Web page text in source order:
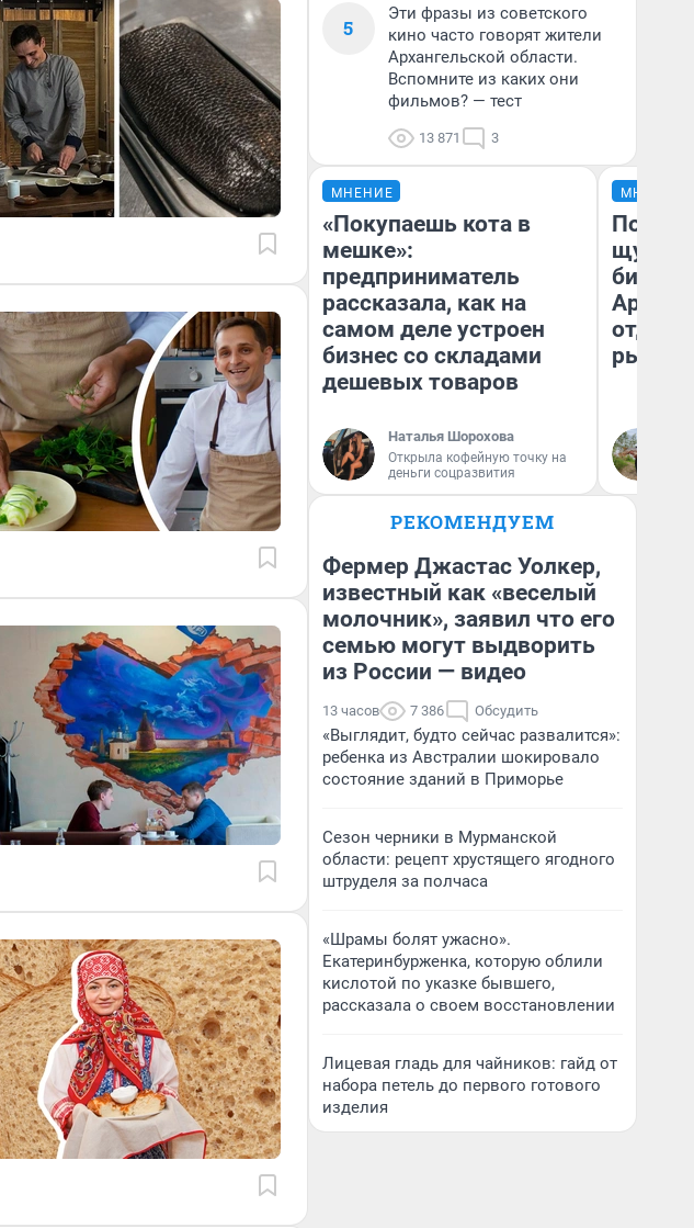
5
Эти фразы из советского
кино часто говорят жители
Архангельской области.
Вспомните из каких они
фильмов? — тест
13 871 3
МНЕНИЕ
«Покупаешь кота в
мешке»:
предприниматель
рассказала, как на
самом деле устроен
бизнес со складами
дешевых товаров
Наталья Шорохова
Открыла кофейную точку на
деньги соцразвития
МНЕНИЕ
щука!
РЕКОМЕНДУЕМ
Фермер Джастас Уолкер,
известный как «веселый
молочник», заявил что его
семью могут выдворить
из России — видео
13 часов 7 386 Обсудить
«Выглядит, будто сейчас развалится»:
ребенка из Австралии шокировало
состояние зданий в Приморье
Сезон черники в Мурманской
области: рецепт хрустящего ягодного
штруделя за полчаса
«Шрамы болят ужасно».
Екатеринбурженка, которую облили
кислотой по указке бывшего,
рассказала о своем восстановлении
Лицевая гладь для чайников: гайд от
набора петель до первого готового
изделия